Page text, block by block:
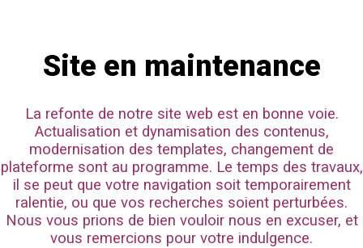
Site en maintenance
La refonte de notre site web est en bonne voie.
Actualisation et dynamisation des contenus,
modernisation des templates, changement de
plateforme sont au programme. Le temps des travaux,
il se peut que votre navigation soit temporairement
ralentie, ou que vos recherches soient perturbées.
Nous vous prions de bien vouloir nous en excuser, et
vous remercions pour votre indulgence.